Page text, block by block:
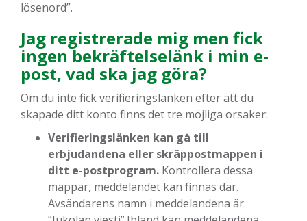
lösenord”.
Jag registrerade mig men fick
ingen bekräftelselänk i min e-
post, vad ska jag göra?
Om du inte fick verifieringslänken efter att du
skapade ditt konto finns det tre möjliga orsaker:
Verifieringslänken kan gå till
erbjudandena eller skräppostmappen i
ditt e-postprogram. Kontrollera dessa
mappar, meddelandet kan finnas där.
Avsändarens namn i meddelandena är